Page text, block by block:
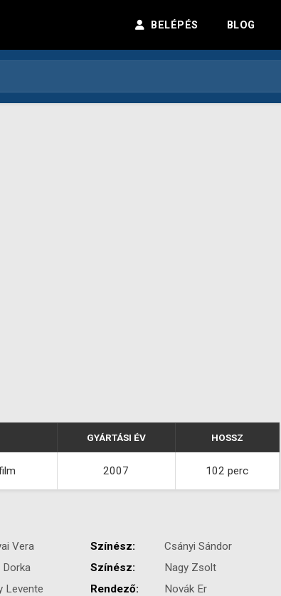
BELÉPÉS BLOG
GYÁRTÁSI ÉV HOSSZ
2007 102 perc
Vera Színész:
Csányi Sándor
Dorka Színész:
Nagy Zsolt
Levente Rendező: Novák Er